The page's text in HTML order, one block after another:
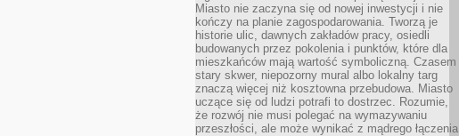
Miasto nie zaczyna się od nowej inwestycji i nie
kończy na planie zagospodarowania. Tworzą je
historie ulic, dawnych zakładów pracy, osiedli
budowanych przez pokolenia i punktów, które dla
mieszkańców mają wartość symboliczną. Czasem
stary skwer, niepozorny mural albo lokalny targ
znaczą więcej niż kosztowna przebudowa. Miasto
uczące się od ludzi potrafi to dostrzec. Rozumie,
że rozwój nie musi polegać na wymazywaniu
przeszłości, ale może wynikać z mądrego łączenia